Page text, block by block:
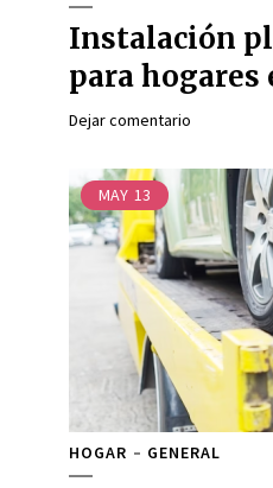
Instalación
para hogares
Dejar comentario
MAY 13
HOGAR GENERAL